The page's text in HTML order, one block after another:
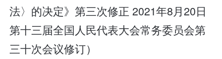
法〉的决定》第三次修正 2021年8月20日
第十三届全国人民代表大会常务委员会第
三十次会议修订）